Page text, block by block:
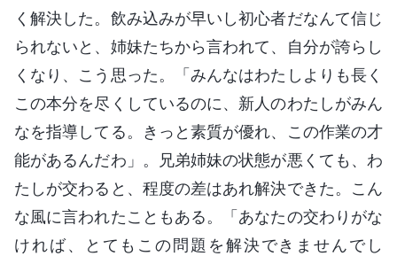
く解決した。飲み込みが早いし初心者だなんて信じ
られないと、姉妹たちから言われて、自分が誇らし
くなり、こう思った。「みんなはわたしよりも長く
この本分を尽くしているのに、新人のわたしがみん
なを指導してる。きっと素質が優れ、この作業の才
能があるんだわ」。兄弟姉妹の状態が悪くても、わ
たしが交わると、程度の差はあれ解決できた。こん
な風に言われたこともある。「あなたの交わりがな
ければ、とてもこの問題を解決できませんでし